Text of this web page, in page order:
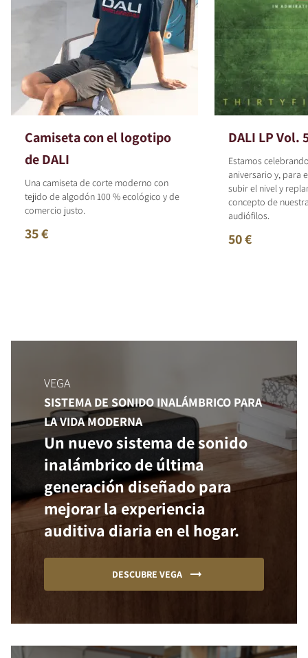
Camiseta con el logotipo
de DALI
Una camiseta de corte moderno con
tejido de algodón 100 % ecológico y de
comercio justo.
35 €
DALI LP Vol.
Estamos
aniversario y, para
subir el nivel y
concepto de
audiófilos.
50 €
VEGA
SISTEMA DE SONIDO INALÁMBRICO PARA
LA VIDA MODERNA
Un nuevo sistema de sonido
inalámbrico de última
generación diseñado para
mejorar la experiencia
auditiva diaria en el hogar.
DESCUBRE VEGA